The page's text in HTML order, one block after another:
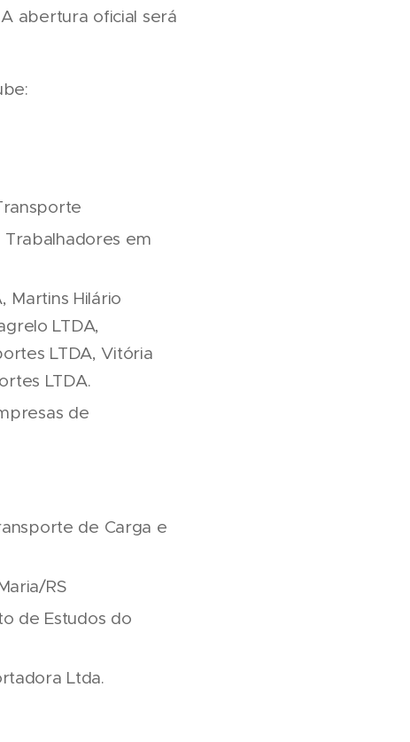
abertura oficial será
Trabalhadores em
Martins Hilário
LTDA,
LTDA, Vitória
LTDA.
de
de Carga e
RS
de Estudos do
Ltda.